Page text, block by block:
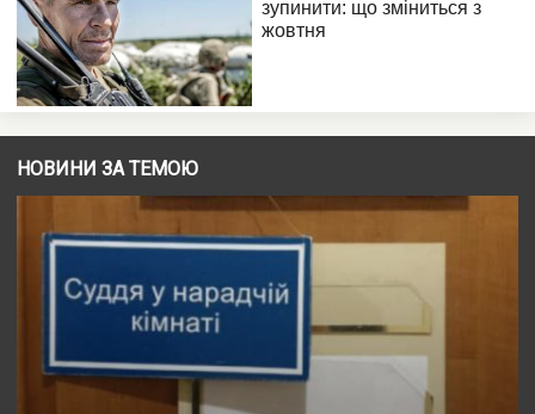
НОВИНИ ЗА ТЕМОЮ